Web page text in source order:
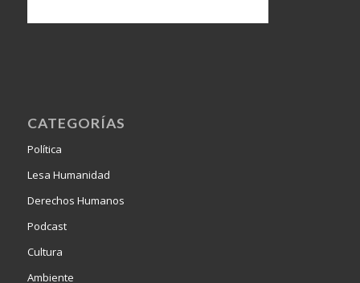
CATEGORÍAS
Política
Lesa Humanidad
Derechos Humanos
Podcast
Cultura
Ambiente